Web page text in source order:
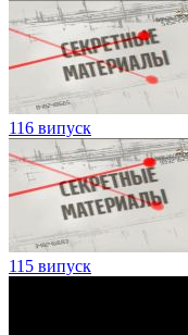
116 випуск
115 випуск